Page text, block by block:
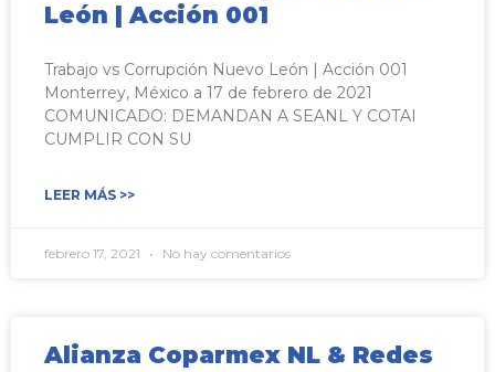
León | Acción 001
Trabajo vs Corrupción Nuevo León | Acción 001
Monterrey, México a 17 de febrero de 2021
COMUNICADO: DEMANDAN A SEANL Y COTAI
CUMPLIR CON SU
LEER MÁS >>
febrero 17, 2021 No hay comentarios
Alianza Coparmex NL & Redes